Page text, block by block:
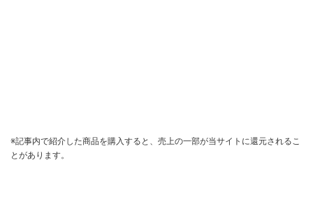
※記事内で紹介した商品を購入すると、売上の一部が当サイトに還元されるこ
とがあります。